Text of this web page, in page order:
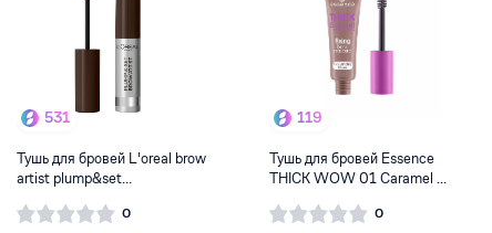
531
Тушь для бровей L'oreal brow
artist plump&set...
0
119
Тушь для бровей Essence
THICK WOW 01 Caramel ...
0